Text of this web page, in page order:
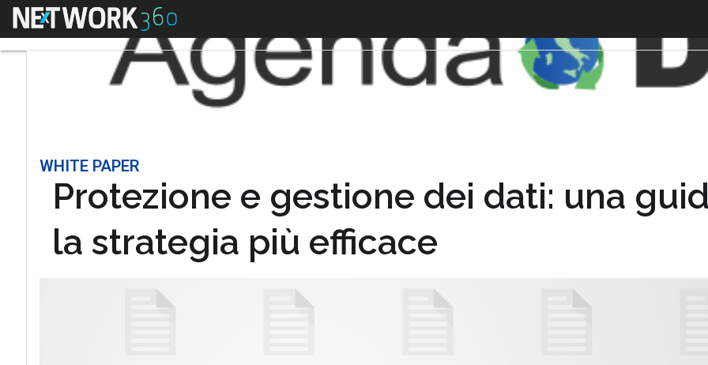
Menu
WHITE PAPER
Protezione e gestione dei dati: una
la strategia più efficace